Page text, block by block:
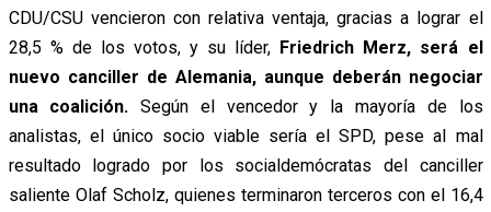
CDU/CSU vencieron con relativa ventaja, gracias a lograr el
28,5 % de los votos, y su líder, Friedrich Merz, será el
nuevo canciller de Alemania, aunque deberán negociar
una coalición. Según el vencedor y la mayoría de los
analistas, el único socio viable sería el SPD, pese al mal
resultado logrado por los socialdemócratas del canciller
saliente Olaf Scholz, quienes terminaron terceros con el 16,4